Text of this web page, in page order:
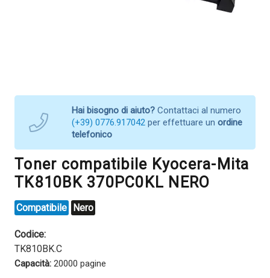
Hai bisogno di aiuto? Contattaci al numero
(+39) 0776.917042 per effettuare un ordine
telefonico
Toner compatibile Kyocera-Mita
TK810BK 370PC0KL NERO
Compatibile Nero
Codice:
TK810BK.C
Capacità: 20000 pagine